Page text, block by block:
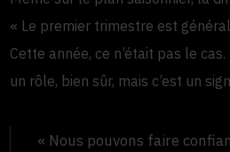
« Le premier trimestre est
Cette année, ce n’était pas le
un rôle, bien sûr, mais c’est un
« Nous pouvons faire